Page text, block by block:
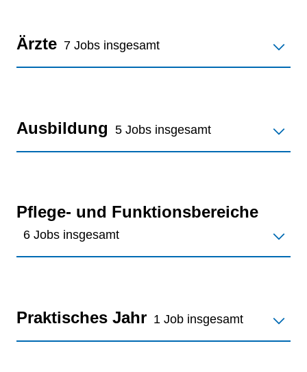
Ärzte 7 Jobs insgesamt
Ausbildung 5 Jobs insgesamt
Pflege- und Funktionsbereiche
6 Jobs insgesamt
Praktisches Jahr 1 Job insgesamt